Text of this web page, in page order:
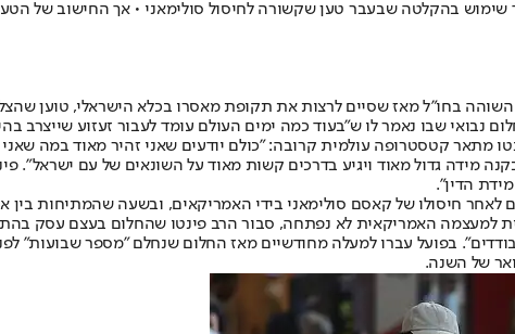
שימוש בהקלטה שבעבר טען שקשורה לחיסול סולימאני • אך החישוב של
בחו"ל מאז שסיים לרצות את תקופת מאסרו בכלא הישראלי, טוען
נבואי שבו נאמר לו ש"בעוד כמה ימים העולם עומד לעבור זעזוע שייצרב
מתאר קטסטרופה עולמית קרובה: "כולם יודעים שאני זהיר מאוד במה
11 בספטמבר. זה יהיה בקנה מידה גדול מאוד ויגיע בדרכים קשות מאוד על השונאים
הדין".
לאחר חיסולו של קאסם סולימאני בידי האמריקאים, ובשעה שהמתיחות
למעצמה האמריקאית לא נפתחה, סבור הרב פינטו שהחלום בעצם עסק
של השנה.